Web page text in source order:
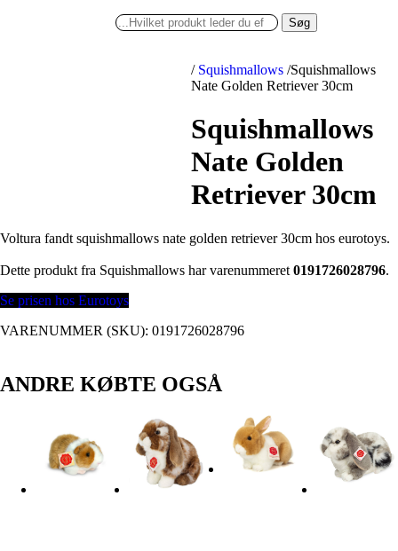
Søg
/ Squishmallows /Squishmallows
Nate Golden Retriever 30cm
Squishmallows
Nate Golden
Retriever 30cm
Voltura fandt squishmallows nate golden retriever 30cm hos eurotoys.
Dette produkt fra Squishmallows har varenummeret 0191726028796.
Se prisen hos Eurotoys
VARENUMMER (SKU): 0191726028796
ANDRE KØBTE OGSÅ